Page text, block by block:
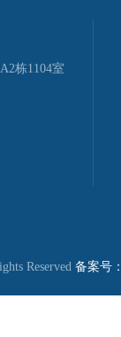
栋1104室
Reserved 备案号